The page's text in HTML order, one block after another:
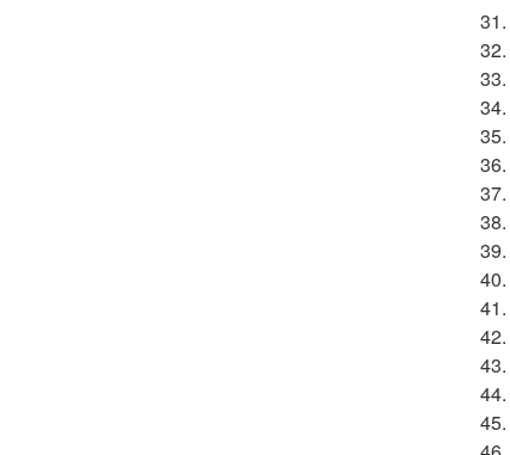
31.
32.
33.
34.
35.
36.
37.
38.
39.
40.
41.
42.
43.
44.
45.